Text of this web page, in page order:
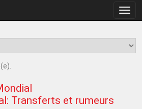
la
Transferts et rumeurs